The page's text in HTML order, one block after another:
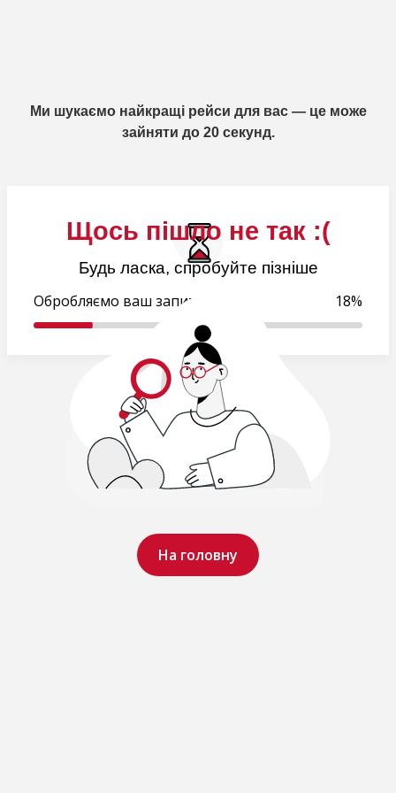
Щось пішло не так :(
Будь ласка, спробуйте пізніше
На головну
Ми шукаємо найкращі рейси для вас — це може
зайняти до 20 секунд.
Обробляємо ваш запит.. 18%